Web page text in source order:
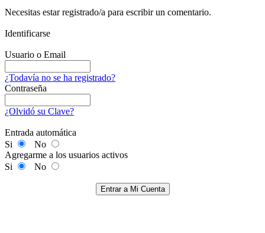
Necesitas estar registrado/a para escribir un comentario.
Identificarse
Usuario o Email
¿Todavía no se ha registrado?
Contraseña
¿Olvidó su Clave?
Entrada automática
Si
No
Agregarme a los usuarios activos
Si
No
Entrar a Mi Cuenta